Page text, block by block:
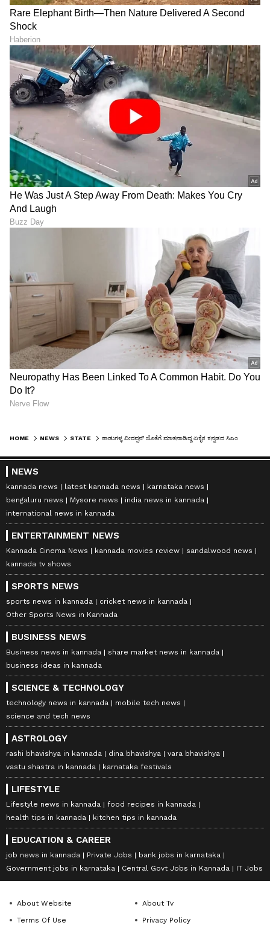
HOME NEWS STATE
NEWS
kannada news latest kannada news
karnataka news
bengaluru news
Mysore news
india news in kannada
international news in kannada
ENTERTAINMENT NEWS
Kannada Cinema News kannada movies review
sandalwood news
kannada tv shows
SPORTS NEWS
sports news in kannada
cricket news in kannada
Other Sports News in Kannada
BUSINESS NEWS
Business news in kannada
share market news in kannada
business ideas in kannada
SCIENCE & TECHNOLOGY
technology news in kannada
mobile tech news
science and tech news
ASTROLOGY
rashi bhavishya in kannada dina bhavishya
vara bhavishya
vastu shastra in kannada
karnataka festivals
LIFESTYLE
Lifestyle news in kannada
food recipes in kannada
health tips in kannada
kitchen tips in kannada
EDUCATION & CAREER
job news in kannada Private Jobs
bank jobs in karnataka
Government jobs in karnataka
Central Govt Jobs in Kannada IT Jobs
About Website
About Tv
Terms Of Use
Privacy Policy